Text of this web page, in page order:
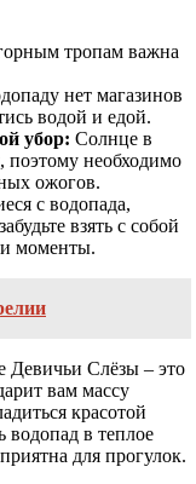
тропам важна
нет магазинов
водой и едой.
убор: Солнце в
поэтому необходимо
ожогов.
с водопада,
взять с собой
моменты.
Девичьи Слёзы – это
вам массу
красотой
водопад в теплое
для прогулок.